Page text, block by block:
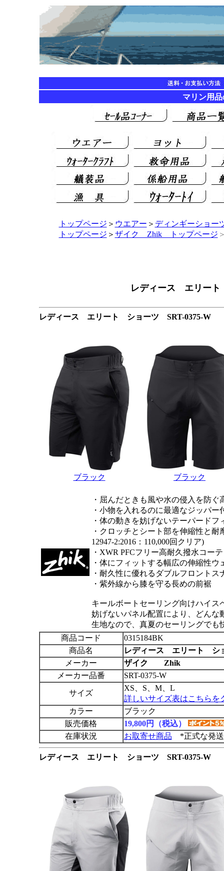
マリン用
トップページ ＞ ウエアー ＞ ディンギーショー
トップページ ＞ ザイク Zhik トップページ
レディース エリー
レディース エリート ショーツ SRT-0375-W
ブラック ブラック
・屈んだときも風や水の侵入を防ぐ
・小物を入れるのに最適なジッパー
・体の動きを妨げないテーパードフ
・クロッチとシート部を伸縮性と
12947-2:2016：110,000回クリア)
・XWR PFCフリー高耐久撥水コー
・体にフィットする幅広の伸縮性ウ
・耐久性に優れるダブルフロントス
・紫外線から膝を守る長めの前裾
キールボートセーリング向けハイ
妨げないパネル配置により、どんな
生地なので、真夏のセーリングでも
商品コード
0315184BK
商品名
レディース エリート シ
メーカー
ザイク Zhik
メーカー品番
SRT-0375-W
サイズ
XS、S、M、L
詳しいサイズ表はこちらを
カラー
ブラック
販売価格
19,800円（税込）
在庫状況
お取寄せ商品 *正式な発送
レディース エリート ショーツ SRT-0375-W